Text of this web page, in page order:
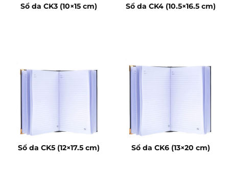
Sổ da CK3 (10×15 cm) Sổ da CK4 (10.5×16.5 cm)
Sổ da CK5 (12×17.5 cm) Sổ da CK6 (13×20 cm)